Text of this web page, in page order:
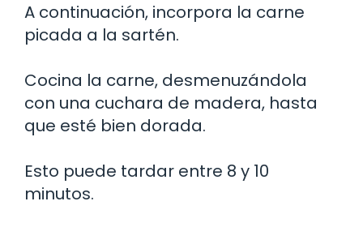
A continuación, incorpora la carne
picada a la sartén.
Cocina la carne, desmenuzándola
con una cuchara de madera, hasta
que esté bien dorada.
Esto puede tardar entre 8 y 10
minutos.